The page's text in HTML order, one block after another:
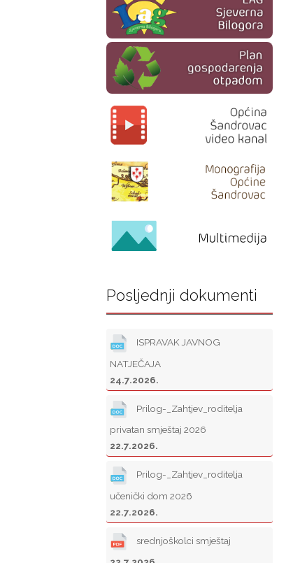
Posljednji dokumenti
ISPRAVAK JAVNOG
NATJEČAJA
24.7.2026.
Prilog-_Zahtjev_roditelja
privatan smještaj 2026
22.7.2026.
Prilog-_Zahtjev_roditelja
učenički dom 2026
22.7.2026.
srednjoškolci smještaj